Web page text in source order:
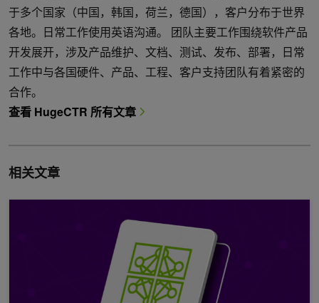
于多个国家（中国，韩国，荷兰，德国），客户分布于世界
各地。日常工作使用英语沟通。 团队主要工作围绕软件产品
开发展开，涉及产品维护、文档、测试、发布、部署，日常
工作中与各国硬件、产品、工程、客户支持团队有着紧密的
合作。
查看 HugeCTR 所有文章
相关文章
借助 NVIDIA NeMo-RL 进行强化学习：Megatron 核心支持优化